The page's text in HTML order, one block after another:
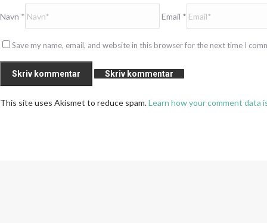
Navn * Email *
Save my name, email, and website in this browser for the next time I
Skriv kommentar
This site uses Akismet to reduce spam.Learn how your comment data